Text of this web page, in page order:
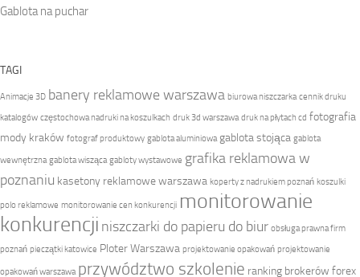
Gablota na puchar
TAGI
Animacje 3D banery reklamowe warszawa biurowa niszczarka cennik druku
katalogów częstochowa nadruki na koszulkach druk 3d warszawa druk na płytach cd fotografia
mody kraków fotograf produktowy gablota aluminiowa gablota stojąca gablota
wewnętrzna gablota wisząca gabloty wystawowe grafika reklamowa w
poznaniu kasetony reklamowe warszawa koperty z nadrukiem poznań koszulki
polo reklamowe monitorowanie cen konkurencji monitorowanie
konkurencji niszczarki do papieru do biur obsługa prawna firm
poznań pieczątki katowice Ploter Warszawa projektowanie opakowań projektowanie
opakowań warszawa przywództwo szkolenie ranking brokerów forex